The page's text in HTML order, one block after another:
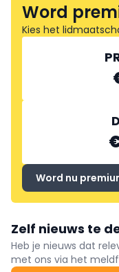
Word
Kies het
Word nu
Zelf nieuws te
Heb je nieuws dat
met ons via het